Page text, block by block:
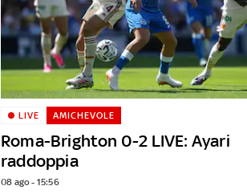
Roma-Brighton 0-2 LIVE: Ayari
raddoppia
LIVE AMICHEVOLE
08 ago - 15:56